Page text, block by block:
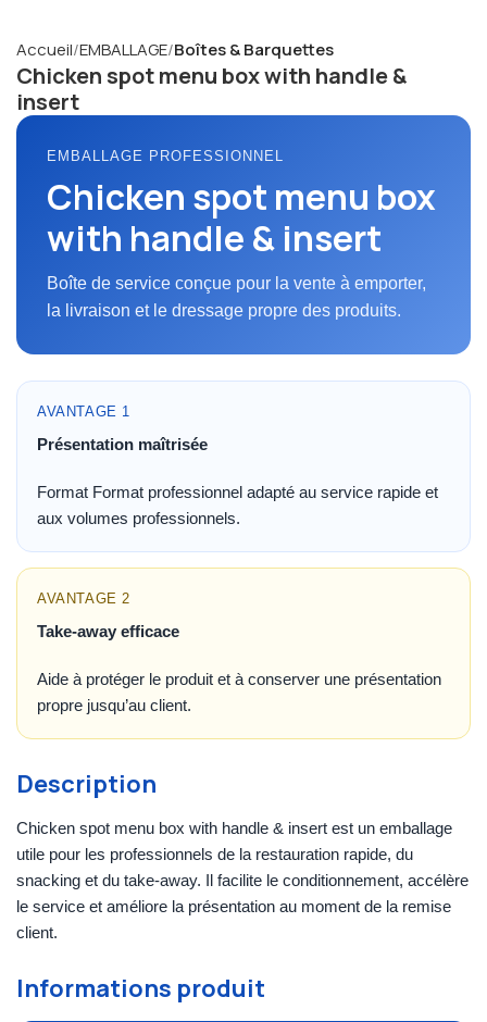
Accueil EMBALLAGE Boîtes & Barquettes
Chicken spot menu box with handle &
insert
EMBALLAGE PROFESSIONNEL
Chicken spot menu box
with handle & insert
Boîte de service conçue pour la vente à emporter,
la livraison et le dressage propre des produits.
AVANTAGE 1
Présentation maîtrisée
Format Format professionnel adapté au service rapide et
aux volumes professionnels.
AVANTAGE 2
Take-away efficace
Aide à protéger le produit et à conserver une présentation
propre jusqu’au client.
Description
Chicken spot menu box with handle & insert est un emballage
utile pour les professionnels de la restauration rapide, du
snacking et du take-away. Il facilite le conditionnement, accélère
le service et améliore la présentation au moment de la remise
client.
Informations produit